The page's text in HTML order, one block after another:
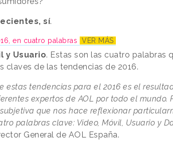
sí.
en cuatro palabras VER MÁS
y Usuario. Estas son las cuatro palabras
claves de las tendencias de 2016.
estas tendencias para el 2016 es el
expertos de AOL por todo el mundo.
que nos hace reflexionar
palabras clave: Vídeo, Móvil, Usuario y
General de AOL España.